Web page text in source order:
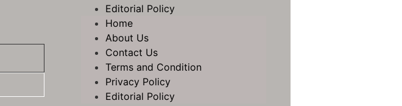
Editorial Policy
Home
About Us
Contact Us
Terms and Condition
Privacy Policy
Editorial Policy